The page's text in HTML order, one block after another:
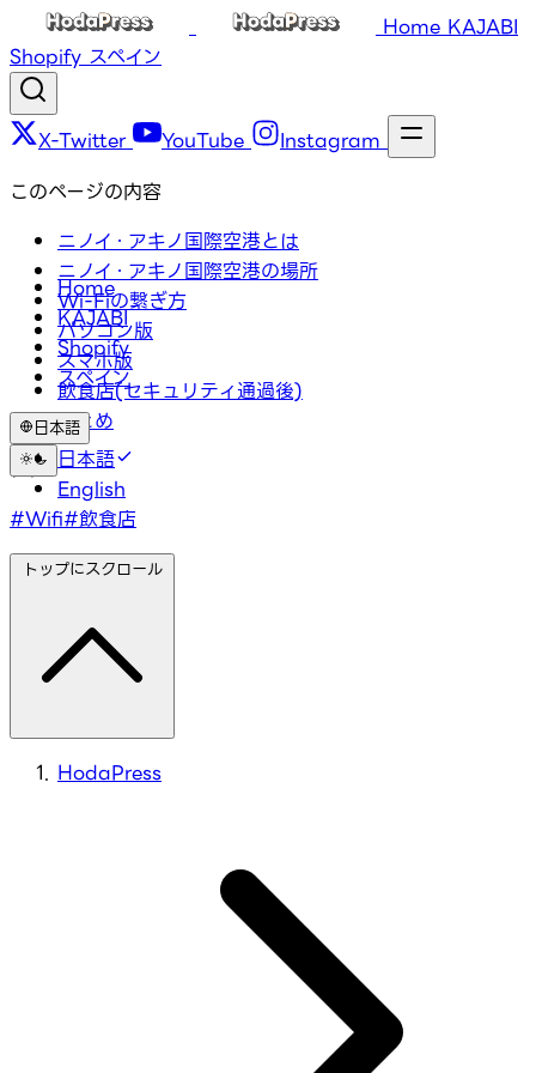
Home KAJABI
Shopify スペイン
X-Twitter YouTube Instagram
Home
KAJABI
Shopify
スペイン
日本語
日本語
English
このページの内容
ニノイ・アキノ国際空港とは
ニノイ・アキノ国際空港の場所
Wi-Fiの繋ぎ方
パソコン版
スマホ版
飲食店(セキュリティ通過後)
まとめ
タグ
#Wifi#飲食店
トップにスクロール
HodaPress